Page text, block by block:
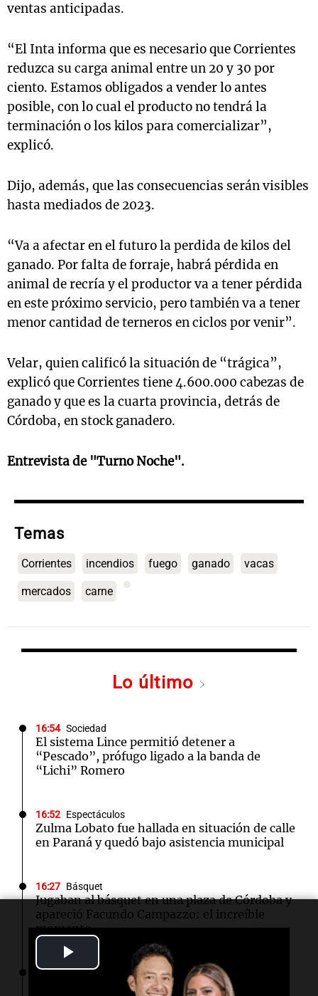
Video
ventas anticipadas.
“El Inta informa que es necesario que Corrientes
reduzca su carga animal entre un 20 y 30 por
ciento. Estamos obligados a vender lo antes
posible, con lo cual el producto no tendrá la
terminación o los kilos para comercializar”,
explicó.
Dijo, además, que las consecuencias serán visibles
hasta mediados de 2023.
“Va a afectar en el futuro la perdida de kilos del
ganado. Por falta de forraje, habrá pérdida en
animal de recría y el productor va a tener pérdida
en este próximo servicio, pero también va a tener
menor cantidad de terneros en ciclos por venir”.
Velar, quien calificó la situación de “trágica”,
explicó que Corrientes tiene 4.600.000 cabezas de
ganado y que es la cuarta provincia, detrás de
Córdoba, en stock ganadero.
Entrevista de "Turno Noche".
Temas
Corrientes incendios fuego ganado vacas
mercados carne
Lo último
16:54 Sociedad
El sistema Lince permitió detener a
“Pescado”, prófugo ligado a la banda de
“Lichi” Romero
16:52 Espectáculos
Zulma Lobato fue hallada en situación de calle
en Paraná y quedó bajo asistencia municipal
16:27 Básquet
Jugaban al básquet en una plaza de Córdoba y
apareció Facundo Campazzo: el increíble
momento
16:23 Deportes
Los Pumas ya tienen el equipo listo para